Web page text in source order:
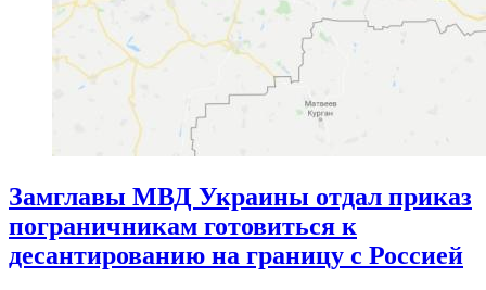
Замглавы МВД Украины отдал приказ
пограничникам готовиться к
десантированию на границу с Россией